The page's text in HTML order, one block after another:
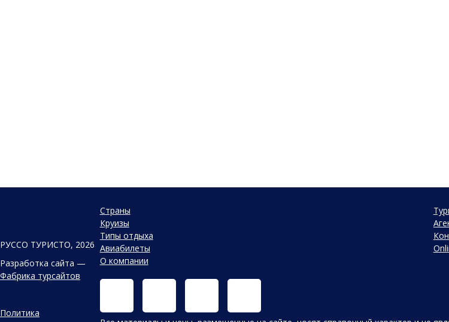
РУССО ТУРИСТО, 2026
Разработка сайта —
Фабрика турсайтов
Политика
Страны
Круизы
Типы отдыха
Авиабилеты
О компании